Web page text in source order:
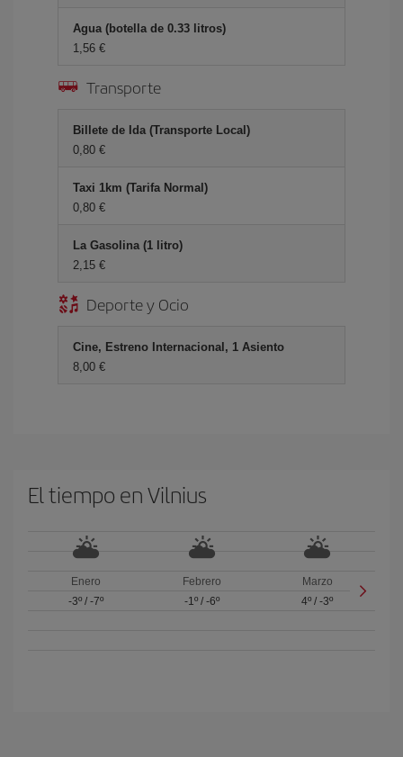
Agua (botella de 0.33 litros)
1,56 €
Transporte
Billete de Ida (Transporte Local)
0,80 €
Taxi 1km (Tarifa Normal)
0,80 €
La Gasolina (1 litro)
2,15 €
Deporte y Ocio
Cine, Estreno Internacional, 1 Asiento
8,00 €
El tiempo en Vilnius
Enero
-3º/ -7º
Febrero
-1º/ -6º
Marzo
4º /-3º